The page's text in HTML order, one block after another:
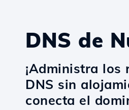
DNS de
¡Administra los
DNS sin
conecta el